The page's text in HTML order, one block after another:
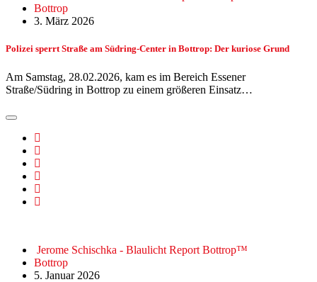
Bottrop
3. März 2026
Polizei sperrt Straße am Südring-Center in Bottrop: Der kuriose Grund
Am Samstag, 28.02.2026, kam es im Bereich Essener
Straße/Südring in Bottrop zu einem größeren Einsatz…
Jerome Schischka - Blaulicht Report Bottrop™
Bottrop
5. Januar 2026